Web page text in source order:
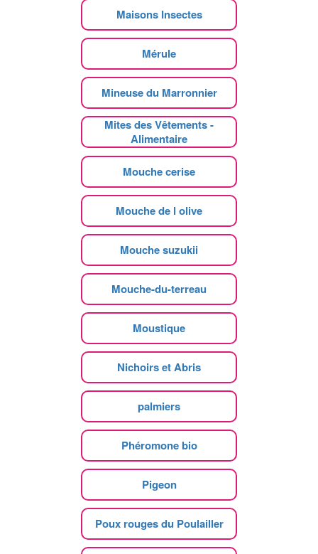
Maisons Insectes
Mérule
Mineuse du Marronnier
Mites des Vêtements -
Alimentaire
Mouche cerise
Mouche de l olive
Mouche suzukii
Mouche-du-terreau
Moustique
Nichoirs et Abris
palmiers
Phéromone bio
Pigeon
Poux rouges du Poulailler